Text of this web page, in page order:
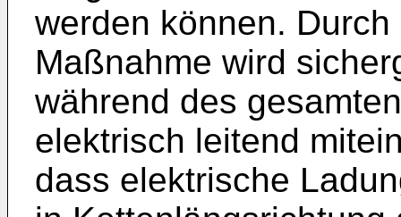
werden können.
Maßnahme wird
während des
elektrisch leitend
dass elektrische